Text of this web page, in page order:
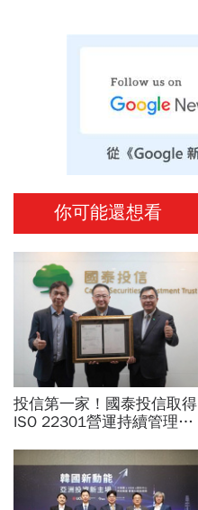
你可能還想看
投信第一家！國泰投信取得
ISO 22301營運持續管理認